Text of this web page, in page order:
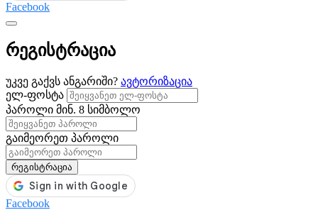
Facebook
რეგისტრაცია
უკვე გაქვს ანგარიში? ავტორიზაცია
ელ-ფოსტა
პაროლი მინ. 8 სიმბოლო
გაიმეორეთ პაროლი
რეგისტრაცია
Facebook